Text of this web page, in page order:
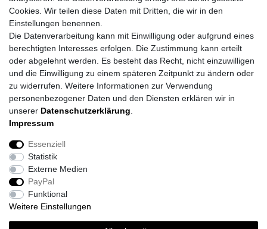
Impressum
Barrierefreiheitserklärung
Cookies. Wir teilen diese Daten mit Dritten, die wir in den
Einstellungen benennen.
Die Datenverarbeitung kann mit Einwilligung oder aufgrund eines
berechtigten Interesses erfolgen. Die Zustimmung kann erteilt
oder abgelehnt werden. Es besteht das Recht, nicht einzuwilligen
und die Einwilligung zu einem späteren Zeitpunkt zu ändern oder
zu widerrufen. Weitere Informationen zur Verwendung
personenbezogener Daten und den Diensten erklären wir in
unserer Daten­schutz­erklärung
Impressum
Essenziell
Statistik
Externe Medien
PayPal
Funktional
Weitere Einstellungen